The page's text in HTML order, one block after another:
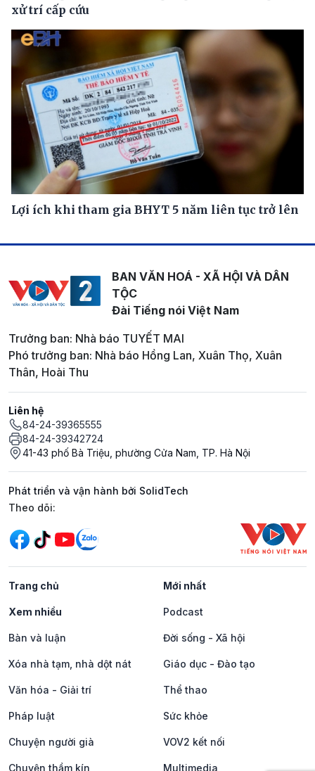
xử trí cấp cứu
Lợi ích khi tham gia BHYT 5 năm liên tục trở lên
BAN VĂN HOÁ - XÃ HỘI VÀ DÂN
TỘC
Đài Tiếng nói Việt Nam
Trưởng ban: Nhà báo TUYẾT MAI
Phó trưởng ban: Nhà báo Hồng Lan, Xuân Thọ, Xuân
Thân, Hoài Thu
Liên hệ
84-24-39365555
84-24-39342724
41-43 phố Bà Triệu, phường Cửa Nam, TP. Hà Nội
Phát triển và vận hành bởi SolidTech
Mạng xã hội
Theo dõi:
Trang chủ Mới nhất
Xem nhiều Podcast
Bàn và luận Đời sống - Xã hội
Xóa nhà tạm, nhà dột nát Giáo dục - Đào tạo
Văn hóa - Giải trí Thể thao
Pháp luật Sức khỏe
Chuyện người già VOV2 kết nối
Chuyện thầm kín Multimedia